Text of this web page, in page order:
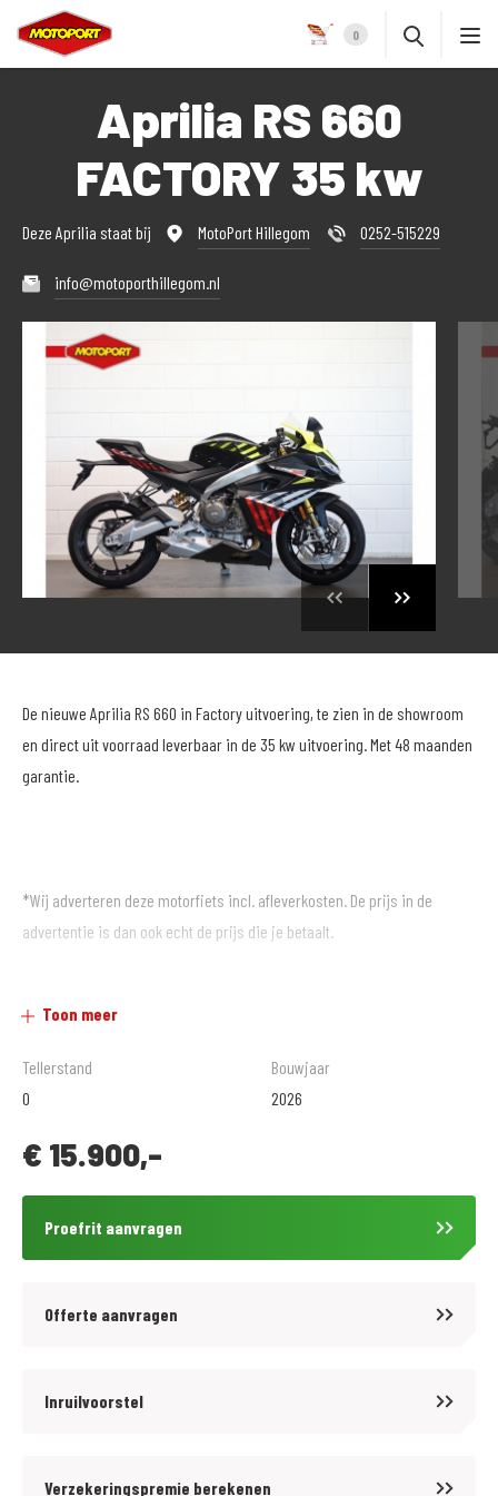
0
Aprilia RS 660
FACTORY 35 kw
Deze Aprilia staat bij MotoPort Hillegom 0252-515229
info@motoporthillegom.nl
De nieuwe Aprilia RS 660 in Factory uitvoering, te zien in de showroom
en direct uit voorraad leverbaar in de 35 kw uitvoering. Met 48 maanden
garantie.
*Wij adverteren deze motorfiets incl. afleverkosten. De prijs in de
advertentie is dan ook echt de prijs die je betaalt.
beperkt Casco of All-risk dekking afsluit ontvang je GRATIS pechservice.
bedrijf en dealer van de merken: Honda, Aprillia, Moto Guzzi.
Triumph, Kawasaki, Suzuki en Yamaha. De reparaties en
door daarvoor gekwalificeerd personeel dat jaarlijks bijscholing krijgt
Toon meer
Tellerstand
0
Bouwjaar
2026
€ 15.900,-
Proefrit aanvragen
Offerte aanvragen
Inruilvoorstel
Verzekeringspremie berekenen